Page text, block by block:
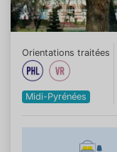
Orientations traitées
Midi-Pyrénées